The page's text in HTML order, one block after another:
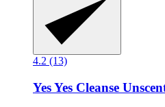
4.2 (13)
YesYes Cleanse